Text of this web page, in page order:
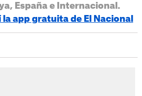
España e Internacional.
app gratuita de El Nacional